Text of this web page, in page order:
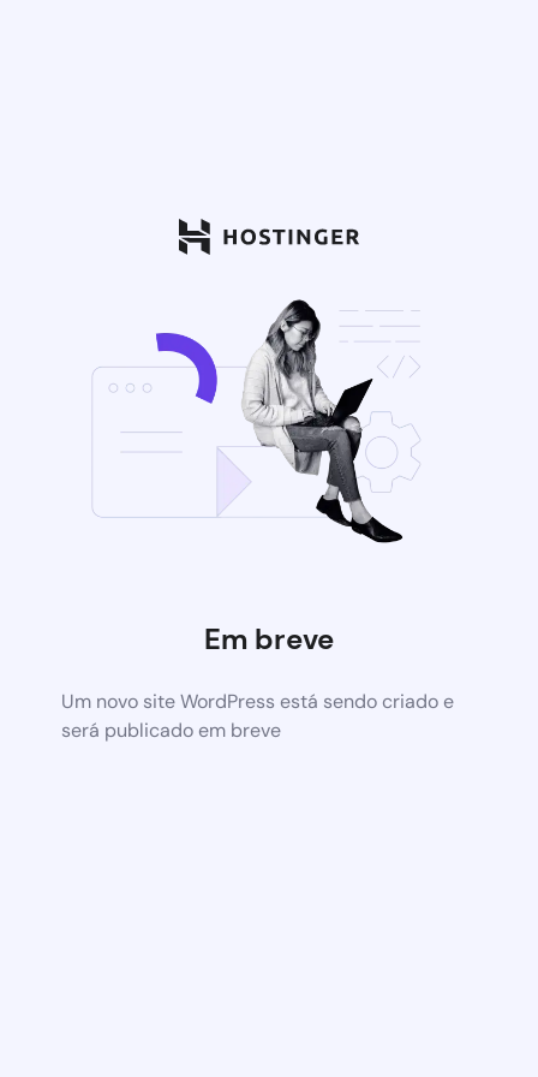
Em breve
Um novo site WordPress está sendo criado e
será publicado em breve